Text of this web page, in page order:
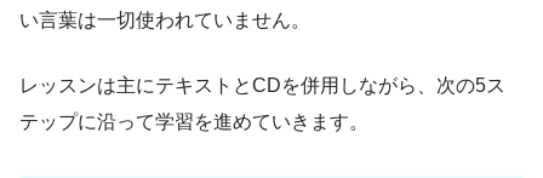
い言葉は一切使われていません。
レッスンは主にテキストとCDを併用しながら、次の5ス
テップに沿って学習を進めていきます。